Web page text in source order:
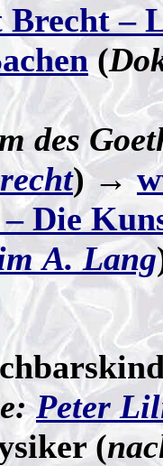
–
(
des
) →
– Die
A. Lang
Peter
(